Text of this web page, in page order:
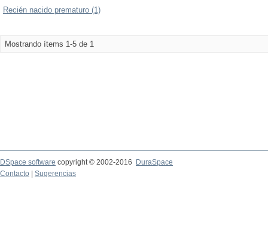
Recién nacido prematuro (1)
Mostrando ítems 1-5 de 1
DSpace software copyright © 2002-2016
DuraSpace
Contacto
Sugerencias